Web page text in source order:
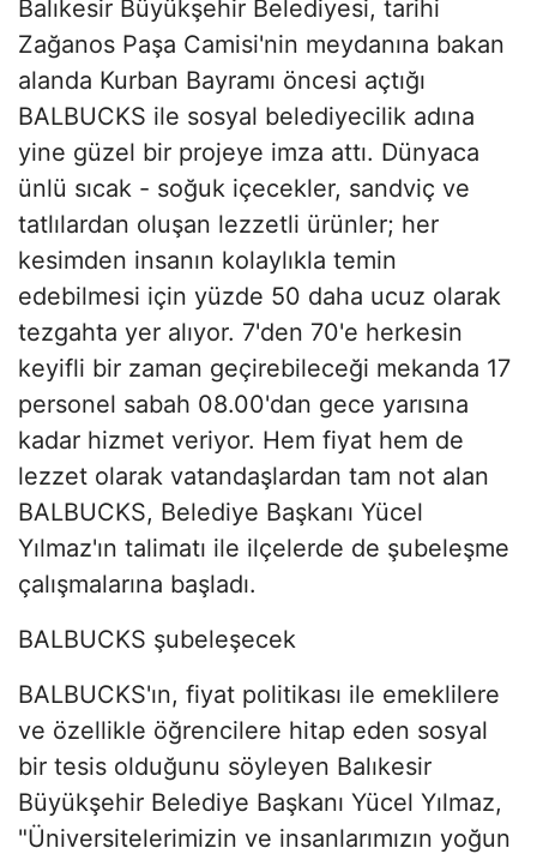
Balıkesir Büyükşehir Belediyesi, tarihi
Zağanos Paşa Camisi'nin meydanına bakan
alanda Kurban Bayramı öncesi açtığı
BALBUCKS ile sosyal belediyecilik adına
yine güzel bir projeye imza attı. Dünyaca
ünlü sıcak - soğuk içecekler, sandviç ve
tatlılardan oluşan lezzetli ürünler; her
kesimden insanın kolaylıkla temin
edebilmesi için yüzde 50 daha ucuz olarak
tezgahta yer alıyor. 7'den 70'e herkesin
keyifli bir zaman geçirebileceği mekanda 17
personel sabah 08.00'dan gece yarısına
kadar hizmet veriyor. Hem fiyat hem de
lezzet olarak vatandaşlardan tam not alan
BALBUCKS, Belediye Başkanı Yücel
Yılmaz'ın talimatı ile ilçelerde de şubeleşme
çalışmalarına başladı.
BALBUCKS şubeleşecek
BALBUCKS'ın, fiyat politikası ile emeklilere
ve özellikle öğrencilere hitap eden sosyal
bir tesis olduğunu söyleyen Balıkesir
Büyükşehir Belediye Başkanı Yücel Yılmaz,
"Üniversitelerimizin ve insanlarımızın yoğun